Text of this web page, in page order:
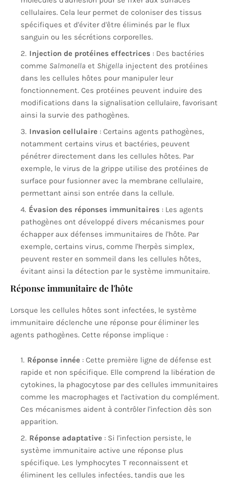
cellulaires. Cela leur permet de coloniser des tissus
spécifiques et d'éviter d'être éliminés par le flux
sanguin ou les sécrétions corporelles.
Injection de protéines effectrices : Des bactéries
comme Salmonella et Shigella injectent des protéines
dans les cellules hôtes pour manipuler leur
fonctionnement. Ces protéines peuvent induire des
modifications dans la signalisation cellulaire, favorisant
ainsi la survie des pathogènes.
Invasion cellulaire : Certains agents pathogènes,
notamment certains virus et bactéries, peuvent
pénétrer directement dans les cellules hôtes. Par
exemple, le virus de la grippe utilise des protéines de
surface pour fusionner avec la membrane cellulaire,
permettant ainsi son entrée dans la cellule.
Évasion des réponses immunitaires : Les agents
pathogènes ont développé divers mécanismes pour
échapper aux défenses immunitaires de l'hôte. Par
exemple, certains virus, comme l'herpès simplex,
peuvent rester en sommeil dans les cellules hôtes,
évitant ainsi la détection par le système immunitaire.
Réponse immunitaire de l'hôte
Lorsque les cellules hôtes sont infectées, le système
immunitaire déclenche une réponse pour éliminer les
agents pathogènes. Cette réponse implique :
Réponse innée : Cette première ligne de défense est
rapide et non spécifique. Elle comprend la libération de
cytokines, la phagocytose par des cellules immunitaires
comme les macrophages et l'activation du complément.
Ces mécanismes aident à contrôler l'infection dès son
apparition.
Réponse adaptative : Si l'infection persiste, le
système immunitaire active une réponse plus
spécifique. Les lymphocytes T reconnaissent et
éliminent les cellules infectées, tandis que les